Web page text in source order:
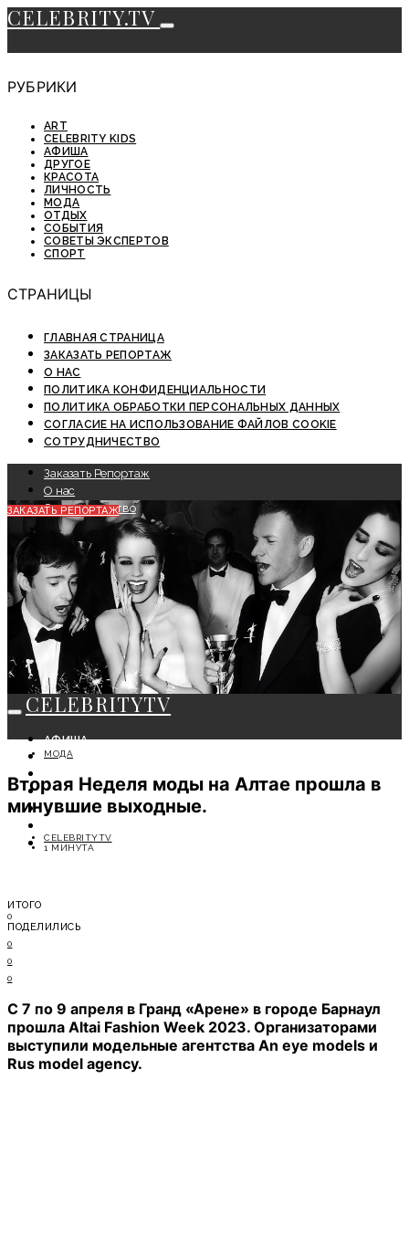
CELEBRITY.TV
РУБРИКИ
ART
CELEBRITY KIDS
АФИША
ДРУГОЕ
КРАСОТА
ЛИЧНОСТЬ
МОДА
ОТДЫХ
СОБЫТИЯ
СОВЕТЫ ЭКСПЕРТОВ
СПОРТ
СТРАНИЦЫ
ГЛАВНАЯ СТРАНИЦА
ЗАКАЗАТЬ РЕПОРТАЖ
О НАС
ПОЛИТИКА КОНФИДЕНЦИАЛЬНОСТИ
ПОЛИТИКА ОБРАБОТКИ ПЕРСОНАЛЬНЫХ ДАННЫХ
СОГЛАСИЕ НА ИСПОЛЬЗОВАНИЕ ФАЙЛОВ COOKIE
СОТРУДНИЧЕСТВО
Заказать Репортаж
О нас
Сотрудничество
ЗАКАЗАТЬ РЕПОРТАЖ
CELEBRITYTV
АФИША
СОБЫТИЯ
КРАСОТА
МОДА
ЛИЧНОСТЬ
СОВЕТЫ ЭКСПЕРТОВ
МОДА
Вторая Неделя моды на Алтае прошла в
минувшие выходные.
CELEBRITYTV
1 МИНУТА
ИТОГО
0
ПОДЕЛИЛИСЬ
0
0
0
С 7 по 9 апреля в Гранд «Арене» в городе Барнаул
прошла Altai Fashion Week 2023. Организаторами
выступили модельные агентства An eye models и
Rus model agency.